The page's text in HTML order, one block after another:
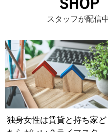
スタッフが配信